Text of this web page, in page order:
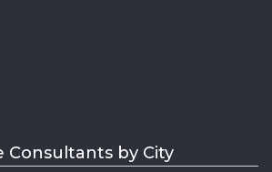
Consultants by City